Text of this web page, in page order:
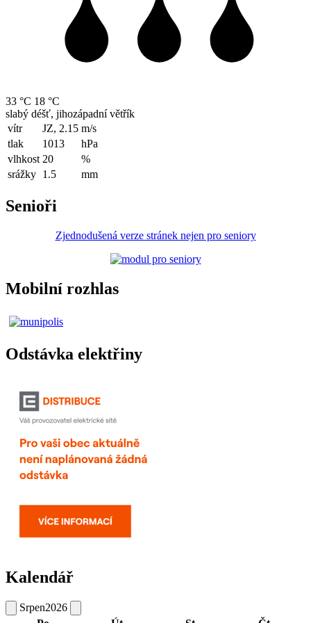
33 °C 18 °C
slabý déšť, jihozápadní větřík
vítr
JZ, 2.15 m/s
tlak
1013
hPa
vlhkost 20
%
srážky 1.5 mm
Senioři
Zjednodušená verze stránek nejen pro seniory
Mobilní rozhlas
Odstávka elektřiny
Kalendář
Srpen2026